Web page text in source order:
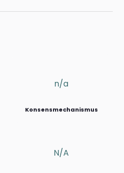
n/a
Konsensmechanismus
N/a